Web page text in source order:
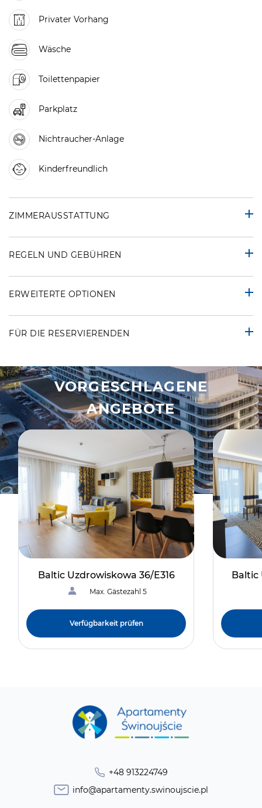
Privater Vorhang
Wäsche
Toilettenpapier
Parkplatz
Nichtraucher-Anlage
Kinderfreundlich
ZIMMERAUSSTATTUNG
REGELN UND GEBÜHREN
ERWEITERTE OPTIONEN
FÜR DIE RESERVIERENDEN
VORGESCHLAGENE
ANGEBOTE
Baltic Uzdrowiskowa 36/E316
Max. Gästezahl 5
Verfügbarkeit prüfen
Baltic
+48 913224749
info@apartamenty.swinoujscie.pl